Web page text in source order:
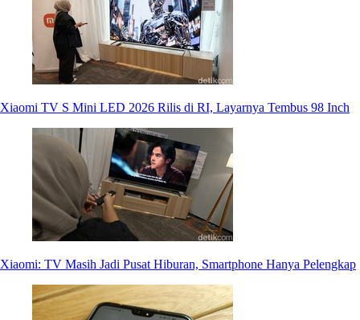
Xiaomi TV S Mini LED 2026 Rilis di RI, Layarnya Tembus 98 Inch
Xiaomi: TV Masih Jadi Pusat Hiburan, Smartphone Hanya Pelengkap